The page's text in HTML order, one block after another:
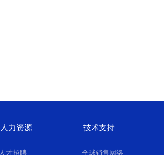
人力资源
人才招聘
技术支持
全球销售网络